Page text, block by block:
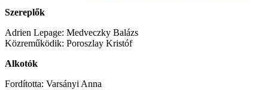
Szereplők
Adrien Lepage: Medveczky Balázs
Közreműködik: Poroszlay Kristóf
Alkotók
Fordította: Varsányi Anna